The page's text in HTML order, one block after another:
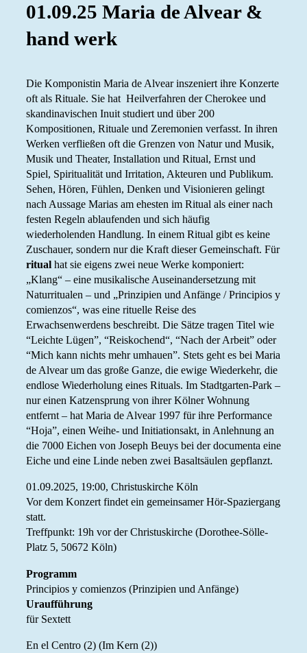
01.09.25 Maria de Alvear &
hand werk
Die Komponistin Maria de Alvear inszeniert ihre Konzerte
oft als Rituale. Sie hat Heilverfahren der Cherokee und
skandinavischen Inuit studiert und über 200
Kompositionen, Rituale und Zeremonien verfasst. In ihren
Werken verfließen oft die Grenzen von Natur und Musik,
Musik und Theater, Installation und Ritual, Ernst und
Spiel, Spiritualität und Irritation, Akteuren und Publikum.
Sehen, Hören, Fühlen, Denken und Visionieren gelingt
nach Aussage Marias am ehesten im Ritual als einer nach
festen Regeln ablaufenden und sich häufig
wiederholenden Handlung. In einem Ritual gibt es keine
Zuschauer, sondern nur die Kraft dieser Gemeinschaft. Für
ritual hat sie eigens zwei neue Werke komponiert:
„Klang“ – eine musikalische Auseinandersetzung mit
Naturritualen – und „Prinzipien und Anfänge / Principios y
comienzos“, was eine rituelle Reise des
Erwachsenwerdens beschreibt. Die Sätze tragen Titel wie
“Leichte Lügen”, “Reiskochend“, “Nach der Arbeit” oder
“Mich kann nichts mehr umhauen”. Stets geht es bei Maria
de Alvear um das große Ganze, die ewige Wiederkehr, die
endlose Wiederholung eines Rituals. Im Stadtgarten-Park –
nur einen Katzensprung von ihrer Kölner Wohnung
entfernt – hat Maria de Alvear 1997 für ihre Performance
“Hoja”, einen Weihe- und Initiationsakt, in Anlehnung an
die 7000 Eichen von Joseph Beuys bei der documenta eine
Eiche und eine Linde neben zwei Basaltsäulen gepflanzt.
01.09.2025, 19:00, Christuskirche Köln
Vor dem Konzert findet ein gemeinsamer Hör-Spaziergang
statt.
Treffpunkt: 19h vor der Christuskirche (Dorothee-Sölle-
Platz 5, 50672 Köln)
Programm
Principios y comienzos (Prinzipien und Anfänge)
Uraufführung
für Sextett
En el Centro (2) (Im Kern (2))